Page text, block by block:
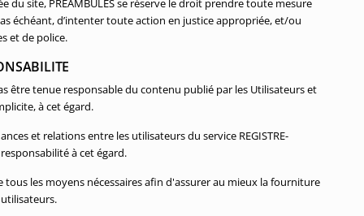
du site, PREAMBULES se réserve le droit prendre toute mesure
échéant, d’intenter toute action en justice appropriée, et/ou
et de police.
être tenue responsable du contenu publié par les Utilisateurs et
à cet égard.
et relations entre les utilisateurs du service REGISTRE-
à cet égard.
tous les moyens nécessaires afin d'assurer au mieux la fourniture
utilisateurs.